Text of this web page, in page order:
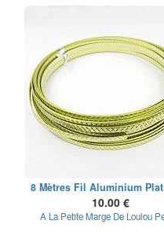
8 Mètres Fil Aluminium
10.00 €
A La Petite Marge De Loulou